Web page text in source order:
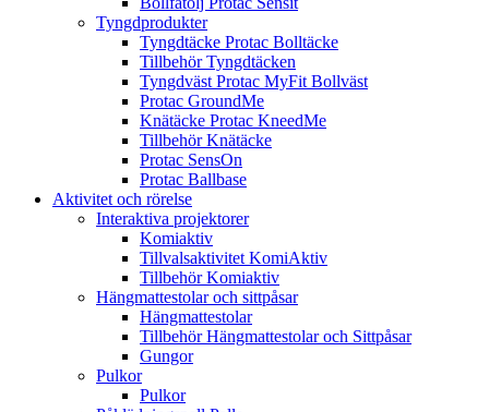
Tyngdprodukter
Tyngdtäcke Protac Bolltäcke
Tillbehör Tyngdtäcken
Tyngdväst Protac MyFit Bollväst
Protac GroundMe
Knätäcke Protac KneedMe
Tillbehör Knätäcke
Protac SensOn
Protac Ballbase
Aktivitet och rörelse
Interaktiva projektorer
Komiaktiv
Tillvalsaktivitet KomiAktiv
Tillbehör Komiaktiv
Hängmattestolar och sittpåsar
Hängmattestolar
Tillbehör Hängmattestolar och Sittpåsar
Gungor
Pulkor
Pulkor